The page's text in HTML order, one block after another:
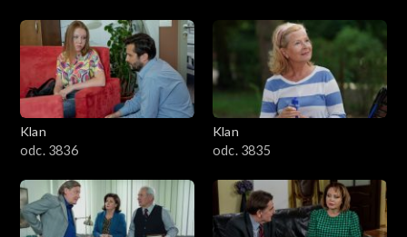
Klan
odc. 3836
Klan
odc. 3835